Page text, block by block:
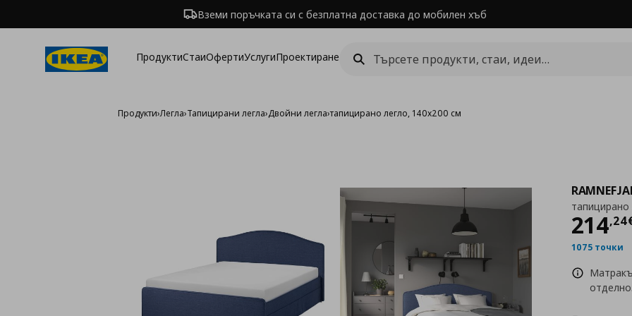
Вземи поръчката си с безплатна доставка до мобилен хъб
ПродуктиСтаиОфертиУслугиПроектиране
Продукти›Легла›Тапицирани легла›Двойни легла›тапицирано легло, 140x200 см
тапицирано
214,24
1075 точки
отделно.